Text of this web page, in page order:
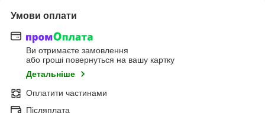
Умови оплати
Ви отримаєте замовлення
або гроші повернуться на вашу картку
Детальніше
Оплатити частинами
Післяплата